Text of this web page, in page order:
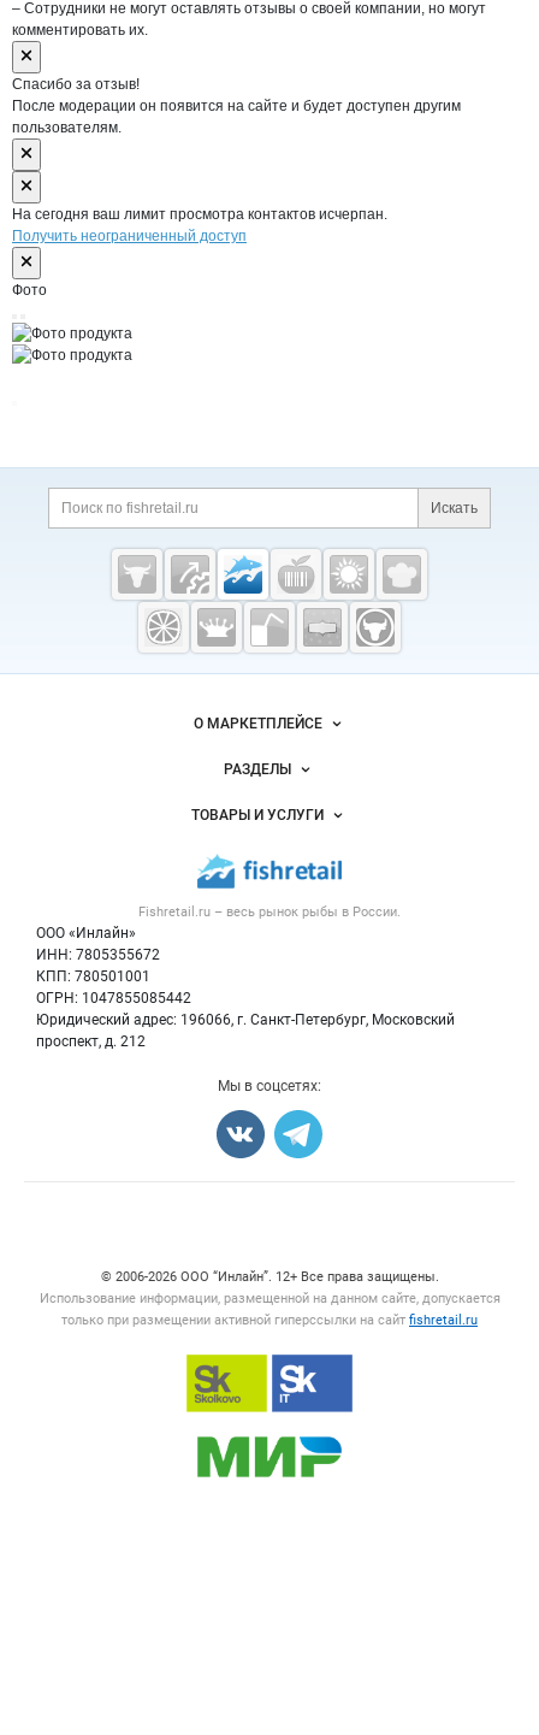
– Сотрудники не могут оставлять отзывы о своей компании, но могут
комментировать их.
Спасибо за отзыв!
После модерации он появится на сайте и будет доступен другим
пользователям.
На сегодня ваш лимит просмотра контактов исчерпан.
Получить неограниченный доступ
Фото
Дополнительная информация
Поиск по сайту и
Искать
Cсылки на полезные проекты
Fishretail.ru —
рыба,
морепродукты
Важные разделы и контакты
Fishretail.ru – весь рынок рыбы в России.
ООО «Инлайн»
ИНН: 7805355672
КПП: 780501001
ОГРН: 1047855085442
Юридический адрес: 196066, г. Санкт-Петербург, Московский
проспект, д. 212
Навигация по сайтуО МАРКЕТПЛЕЙСЕ
Новости Fishretail.ru
Размещение рекламы
Публичная оферта
Контактная информация
Политика обработки персональных данных
РАЗДЕЛЫ
Объявления
Новости рынка
Блог
ТОВАРЫ И УСЛУГИ
Рыба
Икра
Мы в соцсетях:
© 2006‑2026 ООО “Инлайн”. 12+ Все права защищены.
Использование информации, размещенной на данном сайте, допускается
только при размещении активной гиперссылки на сайт fishretail.ru